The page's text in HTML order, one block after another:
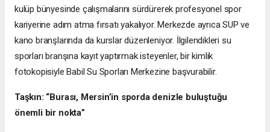
kulüp bünyesinde çalışmalarını sürdürerek profesyonel spor
kariyerine adım atma fırsatı yakalıyor. Merkezde ayrıca SUP ve
kano branşlarında da kurslar düzenleniyor. İlgilendikleri su
sporları branşına kayıt yaptırmak isteyenler, bir kimlik
fotokopisiyle Babil Su Sporları Merkezine başvurabilir.
Taşkın: “Burası, Mersin’in sporda denizle buluştuğu
önemli bir nokta”